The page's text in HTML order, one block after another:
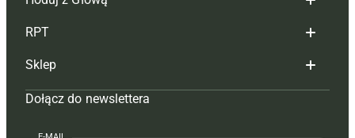
Redakcja
Reklama
Tagi
Mapa serwisu
Kontakt
Hoduj z głową bydło
Hoduj z głową świnie
Prenumerata
Redakcja
RPT
Redakcja
Prenumerata
Reklama
Sklep
Czasopisma i prenumerata
Książki
Dołącz do newslettera